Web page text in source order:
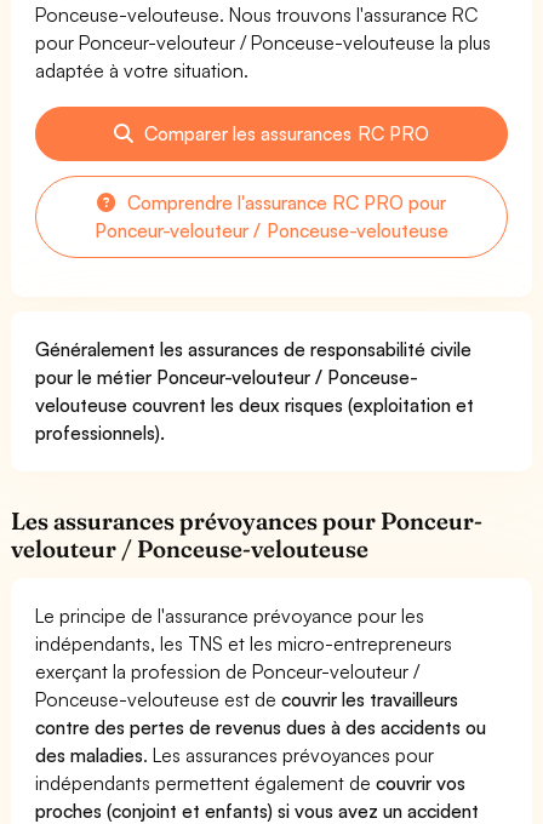
Ponceuse-velouteuse. Nous trouvons l'assurance RC
pour Ponceur-velouteur / Ponceuse-velouteuse la plus
adaptée à votre situation.
Comparer les assurances RC PRO
Comprendre l'assurance RC PRO pour
Ponceur-velouteur / Ponceuse-velouteuse
Généralement les assurances de responsabilité civile
pour le métier Ponceur-velouteur / Ponceuse-
velouteuse couvrent les deux risques (exploitation et
professionnels).
Les assurances prévoyances pour Ponceur-
velouteur / Ponceuse-velouteuse
Le principe de l'assurance prévoyance pour les
indépendants, les TNS et les micro-entrepreneurs
exerçant la profession de Ponceur-velouteur /
Ponceuse-velouteuse est decouvrir les travailleurs
contre des pertes de revenus dues à des accidents ou
des maladies. Les assurances prévoyances pour
indépendants permettent également decouvrir vos
proches (conjoint et enfants) si vous avez un accident